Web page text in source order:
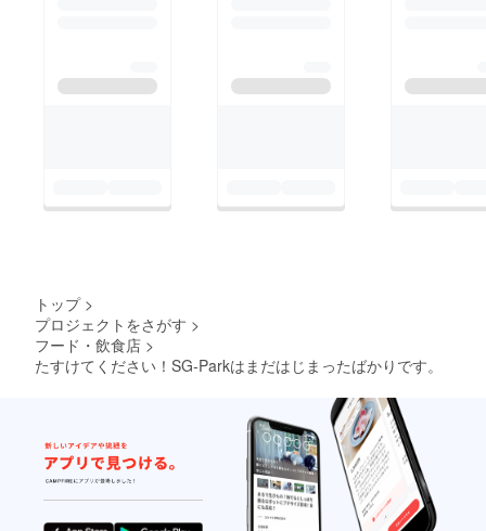
トップ >
プロジェクトをさがす >
フード・飲食店 >
たすけてください！SG-Parkはまだはじまったばかりです。